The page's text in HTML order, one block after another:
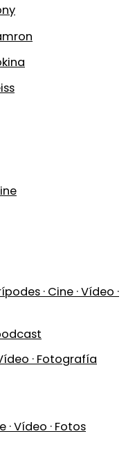
· Cine · Vídeo ·
· Fotografía
· Vídeo · Fotos